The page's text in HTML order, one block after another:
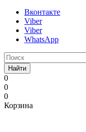
Вконтакте
Viber
Viber
WhatsApp
Найти
0
0
0
Корзина